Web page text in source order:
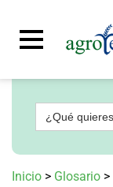
Señal
en
más
Buscar:
Inicio > Glosario >